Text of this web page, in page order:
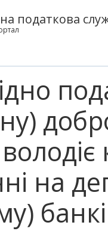
податкова
на